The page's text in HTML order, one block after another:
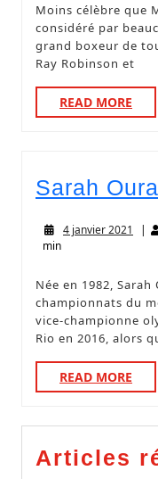
Moins célèbre que Muhammad Ali ou Mike Tyson, il est
considéré par
grand boxeur de
Ray Robinson et
READ MORE
Sarah
4 janvier 2021 |
min
Née en 1982, Sarah Ourahmoune remporta les
championnats du
vice-championne
Rio en 2016, alors
READ MORE
Articles